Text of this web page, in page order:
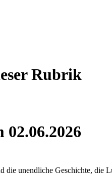
Rubrik
die unendliche Geschichte, die